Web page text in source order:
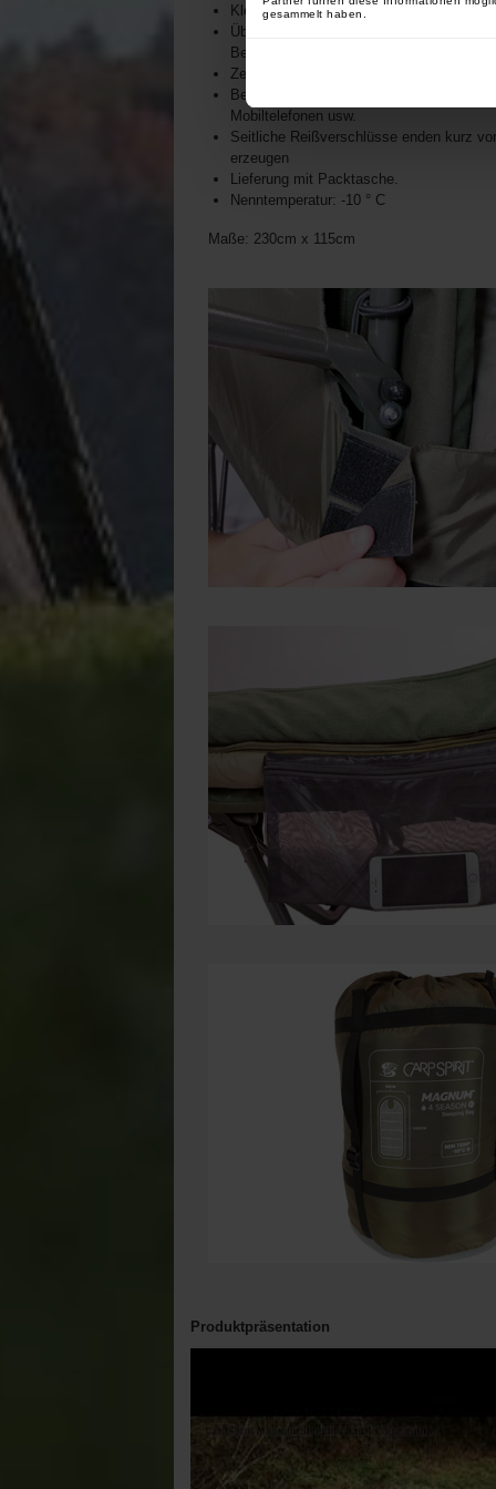
gesammelt haben.
Klettbasis - XL
Übergroße und vertiefte
Befestigung am Bett
Zentraler Sicherungsgurt mit verstellbarer
Beidseitige Netztaschen mit
Mobiltelefonen usw.
Seitliche Reißverschlüsse enden kurz
erzeugen
Lieferung mit Packtasche.
Nenntemperatur: -10 ° C
Maße: 230cm x 115cm
Produktpräsentation